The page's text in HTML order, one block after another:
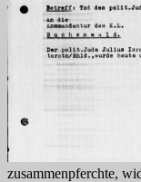
zusammenpferchte,